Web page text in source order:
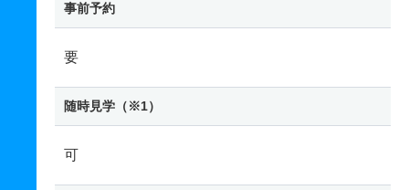
事前予約
要
随時見学（※1）
可